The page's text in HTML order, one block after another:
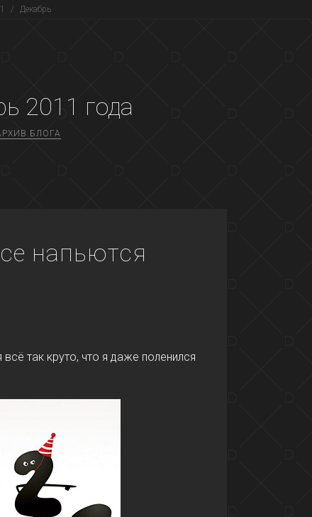
/ Декабрь
2011 года
БЛОГА
напьются
так круто, что я даже поленился